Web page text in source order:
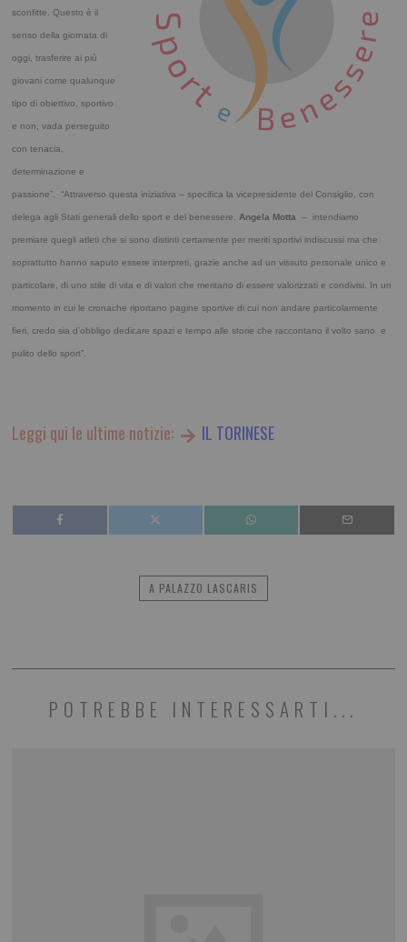
sconfitte. Questo è il
senso della giornata di
oggi, trasferire ai più
giovani come qualunque
tipo di obiettivo, sportivo
e non, vada perseguito
con tenacia,
determinazione e
passione”.“Attraverso questa iniziativa – specifica la vicepresidente del Consiglio, con
delega agli Stati generali dello sport e del benessere,Angela Motta – intendiamo
premiare quegli atleti che si sono distinti certamente per meriti sportivi indiscussi ma che
soprattutto hanno saputo essere interpreti, grazie anche ad un vissuto personale unico e
particolare, di uno stile di vita e di valori che meritano di essere valorizzati e condivisi. In un
momento in cui le cronache riportano pagine sportive di cui non andare particolarmente
fieri, credo sia d’obbligo dedicare spazi e tempo alle storie che raccontano il volto sano e
pulito dello sport”.
Leggi qui le ultime notizie: IL TORINESE
A PALAZZO LASCARIS
POTREBBE INTERESSARTI...